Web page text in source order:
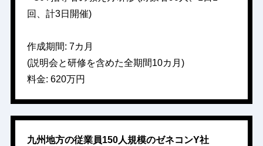
回、計3日開催)
作成期間: 7カ月
(説明会と研修を含めた全期間10カ月)
料金: 620万円
九州地方の従業員150人規模のゼネコンY社